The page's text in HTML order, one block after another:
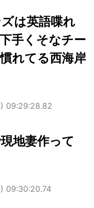
は英語喋れ
手くそなチー
れてる西海岸
09:29:28.82
地妻作って
09:30:20.74